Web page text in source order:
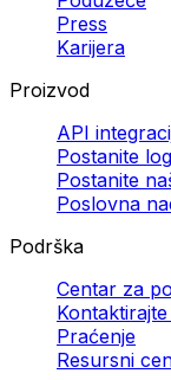
Press
Karijera
Proizvod
API
Postanite
Postanite
Poslovna
Podrška
Centar za
Praćenje
Resursni